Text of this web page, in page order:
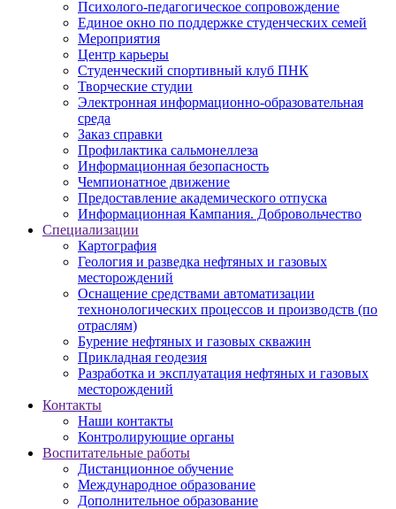
Психолого-педагогическое сопровождение
Единое окно по поддержке студенческих семей
Мероприятия
Центр карьеры
Студенческий спортивный клуб ПНК
Творческие студии
Электронная информационно-образовательная
среда
Заказ справки
Профилактика сальмонеллеза
Информационная безопасность
Чемпионатное движение
Предоставление академического отпуска
Информационная Кампания. Добровольчество
Специализации
Картография
Геология и разведка нефтяных и газовых
месторождений
Оснащение средствами автоматизации
технонологических процессов и производств (по
отраслям)
Бурение нефтяных и газовых скважин
Прикладная геодезия
Разработка и эксплуатация нефтяных и газовых
месторождений
Контакты
Наши контакты
Контролирующие органы
Воспитательные работы
Дистанционное обучение
Международное образование
Дополнительное образование